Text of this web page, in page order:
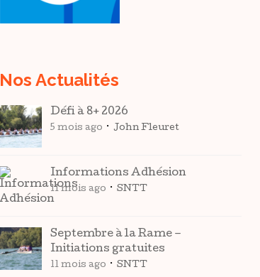
Nos Actualités
Défi à 8+ 2026
5 mois ago John Fleuret
Informations Adhésion
11 mois ago SNTT
Septembre à la Rame –
Initiations gratuites
11 mois ago SNTT